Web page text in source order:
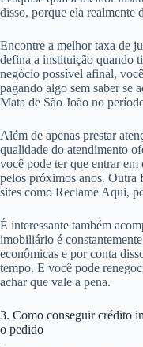
disso, porque ela realmente
Encontre a melhor taxa de
defina a instituição quando
negócio possível afinal,
pagando algo sem saber se
Mata de São João no
Além de apenas prestar
qualidade do atendimento
você pode ter que entrar
pelos próximos anos. Outra
sites como Reclame Aqui,
É interessante também
imobiliário é
econômicas e por conta
tempo. E você pode
achar que vale a pena.
3. Como conseguir crédito
o pedido